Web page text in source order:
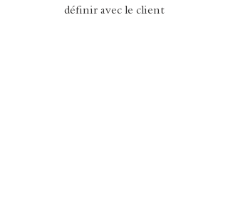
définir avec le client